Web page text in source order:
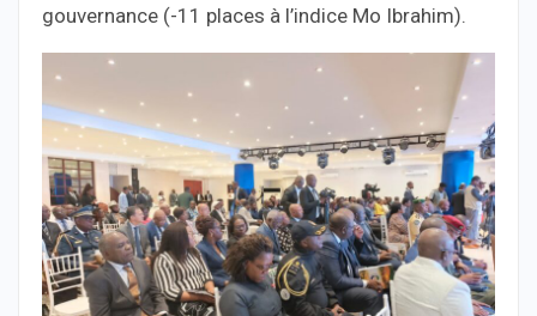
gouvernance (-11 places à l’indice Mo Ibrahim).